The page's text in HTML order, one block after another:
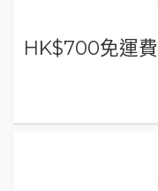
HK$700免運費